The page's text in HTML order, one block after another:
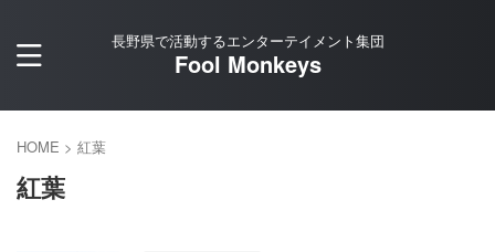
長野県で活動するエンターテイメント集団
Fool Monkeys
HOME > 紅葉
紅葉